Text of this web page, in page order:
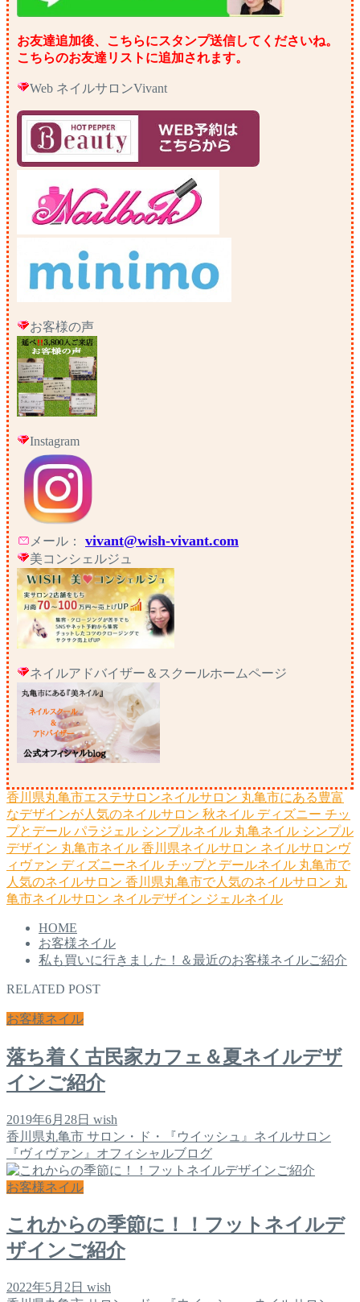
お友達追加後、こちらにスタンプ送信してくださいね。
こちらのお友達リストに追加されます。
Web ネイルサロンVivant
お客様の声
Instagram
メール： vivant@wish-vivant.com
美コンシェルジュ
ネイルアドバイザー＆スクールホームページ
香川県丸亀市エステサロンネイルサロン 丸亀市にある豊富
なデザインが人気のネイルサロン 秋ネイル ディズニー チッ
プとデール パラジェル シンプルネイル 丸亀ネイル シンプル
デザイン 丸亀市ネイル 香川県ネイルサロン ネイルサロンヴ
ィヴァン ディズニーネイル チップとデールネイル 丸亀市で
人気のネイルサロン 香川県丸亀市で人気のネイルサロン 丸
亀市ネイルサロン ネイルデザイン ジェルネイル
HOME
お客様ネイル
私も買いに行きました！＆最近のお客様ネイルご紹介
RELATED POST
お客様ネイル
落ち着く古民家カフェ＆夏ネイルデザ
インご紹介
2019年6月28日 wish
香川県丸亀市 サロン・ド・『ウイッシュ』ネイルサロン
『ヴィヴァン』オフィシャルブログ
お客様ネイル
これからの季節に！！フットネイルデ
ザインご紹介
2022年5月2日 wish